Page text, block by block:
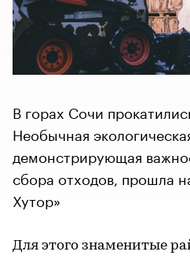
В горах Сочи
Необычная
демонстрирующая
сбора отходов, прошла
Хутор»
Для этого знаменитые